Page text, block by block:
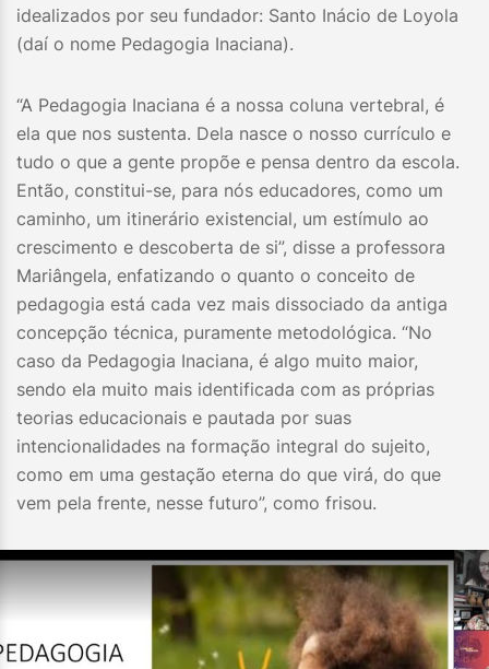
idealizados por seu fundador: Santo Inácio de Loyola
(daí o nome Pedagogia Inaciana).
“A Pedagogia Inaciana é a nossa coluna vertebral, é
ela que nos sustenta. Dela nasce o nosso currículo e
tudo o que a gente propõe e pensa dentro da escola.
Então, constitui-se, para nós educadores, como um
caminho, um itinerário existencial, um estímulo ao
crescimento e descoberta de si”, disse a professora
Mariângela, enfatizando o quanto o conceito de
pedagogia está cada vez mais dissociado da antiga
concepção técnica, puramente metodológica. “No
caso da Pedagogia Inaciana, é algo muito maior,
sendo ela muito mais identificada com as próprias
teorias educacionais e pautada por suas
intencionalidades na formação integral do sujeito,
como em uma gestação eterna do que virá, do que
vem pela frente, nesse futuro”, como frisou.